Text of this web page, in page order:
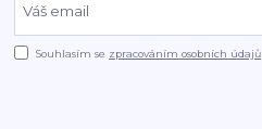
Souhlasím se zpracováním osobních údajů